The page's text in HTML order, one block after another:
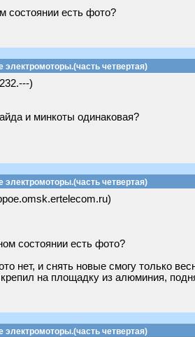
состоянии есть фото?
четвертая)
)
и минкоты одинаковая?
четвертая)
состоянии есть фото?
нет, и снять новые смогу только
на площадку из алюминия,
четвертая)